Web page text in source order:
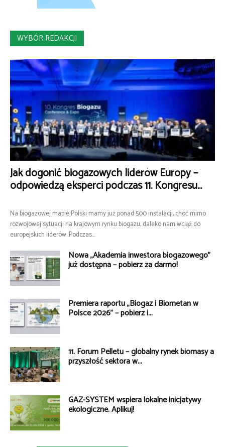
WYBÓR REDAKCJI
Jak dogonić biogazowych liderów Europy –
odpowiedzą eksperci podczas 11. Kongresu...
Na biogazowej mapie Polski mamy już ponad 500 instalacji, choć mimo
rozwojowej sytuacji na krajowym rynku biogazu, daleko nam wciąż do
europejskich liderów. Podczas...
Nowa „Akademia inwestora biogazowego”
już dostępna – pobierz za darmo!
Premiera raportu „Biogaz i Biometan w
Polsce 2026” – pobierz i...
11. Forum Pelletu – globalny rynek biomasy a
przyszłość sektora w...
GAZ-SYSTEM wspiera lokalne inicjatywy
ekologiczne. Aplikuj!